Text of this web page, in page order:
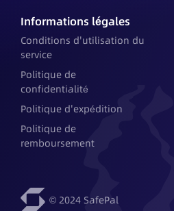
Informations légales
Conditions d'utilisation du
service
Politique de
confidentialité
Politique d'expédition
Politique de
remboursement
© 2024 SafePal